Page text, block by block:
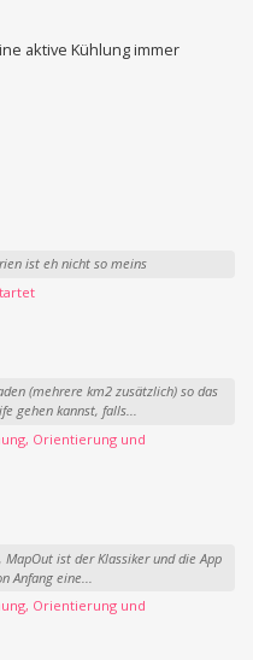
aktive Kühlung immer
ist eh nicht so meins
(mehrere km2 zusätzlich) so das
gehen kannst, falls...
Orientierung und
ist der Klassiker und die App
Anfang eine...
Orientierung und